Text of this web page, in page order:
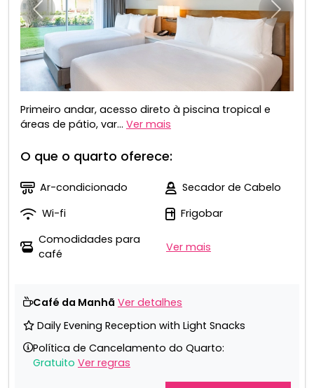
Anterior
Primeiro andar, acesso direto à piscina tropical e
áreas de pátio, var... Ver mais
O que o quarto oferece:
Ar-condicionado
Secador de Cabelo
Wi-fi
Frigobar
Comodidades para
café
Ver mais
Café da Manhã Ver detalhes
Daily Evening Reception with Light Snacks
Política de Cancelamento do Quarto:
Gratuito Ver regras